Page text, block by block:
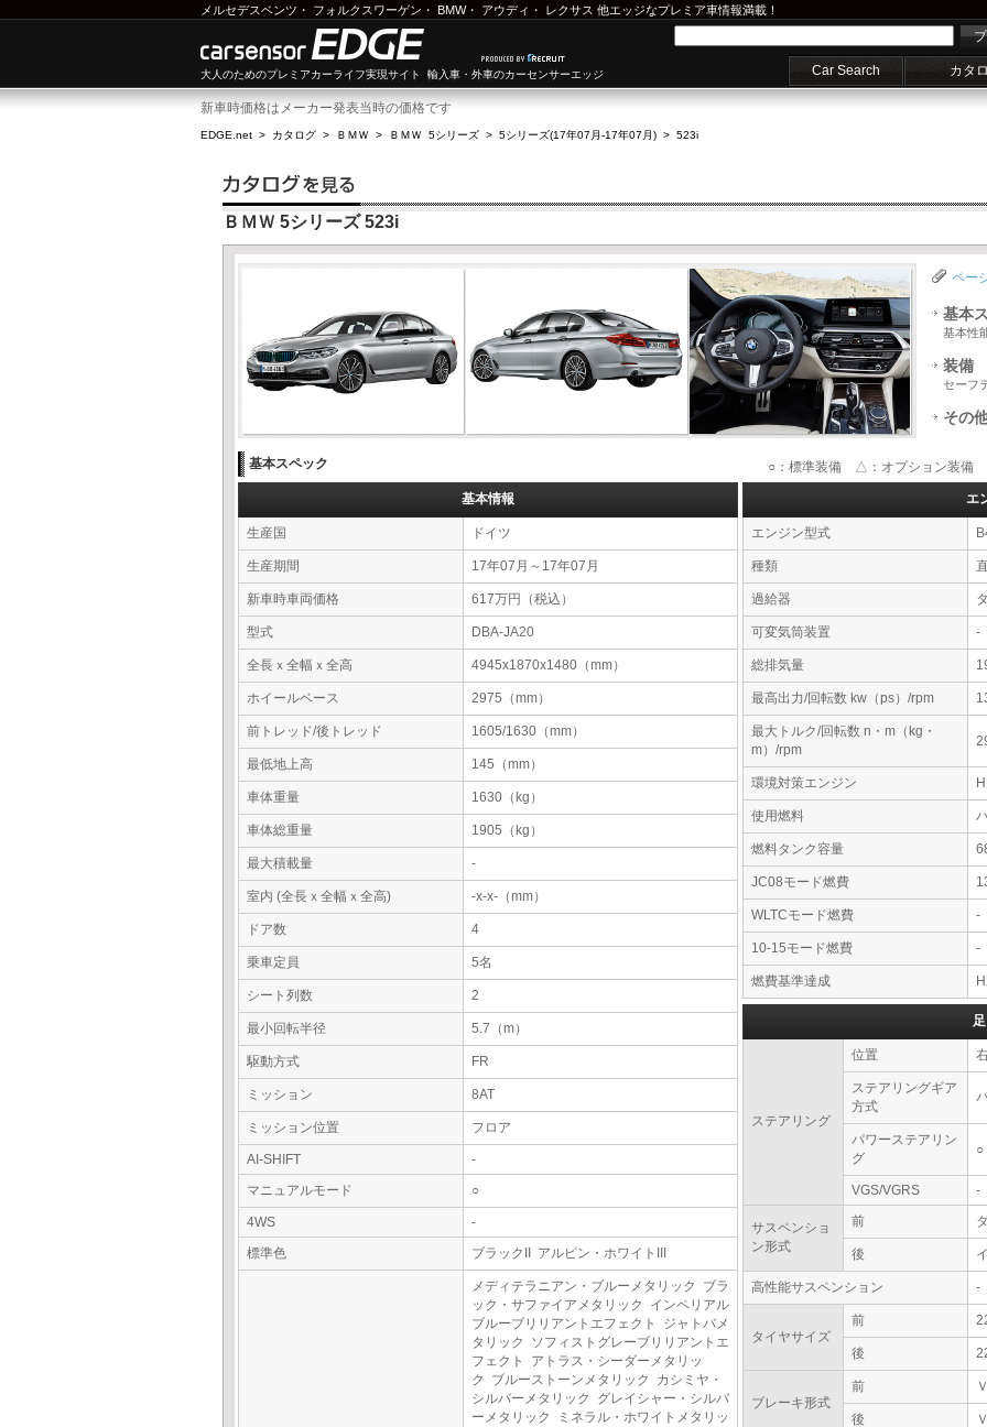
メルセデスベンツ ・ フォルクスワーゲン ・ BMW・ アウディ ・ レクサス 他エッジなプレミア車情報満載！
大人のためのプレミアカーライフ実現サイト 輸入車・外車のカーセンサーエッジ Car Search カタ
新車時価格はメーカー発表当時の価格です
EDGE.net > カタログ > ＢＭＷ > ＢＭＷ 5シリーズ > 5シリーズ(17年07月-17年07月) > 523i
ＢＭＷ 5シリーズ 523i
ペー
基本
基本性
装備
セーフ
その
基本スペック ○：標準装備 △：オプション装備 -
基本情報
生産国 ドイツ
生産期間 17年07月～17年07月
新車時車両価格 617万円（税込）
型式 DBA-JA20
全長ｘ全幅ｘ全高 4945x1870x1480（mm）
ホイールベース 2975（mm）
前トレッド/後トレッド 1605/1630（mm）
最低地上高 145（mm）
車体重量 1630（kg）
車体総重量 1905（kg）
最大積載量 -
室内 (全長ｘ全幅ｘ全高) -x-x-（mm）
ドア数 4
乗車定員 5名
シート列数 2
最小回転半径 5.7（m）
駆動方式 FR
ミッション 8AT
ミッション位置 フロア
AI-SHIFT
-
マニュアルモード
○
4WS
-
標準色
ブラックII アルピン・ホワイトIII
メディテラニアン・ブルーメタリック ブラ
ック・サファイアメタリック インペリアル
ブルーブリリアントエフェクト ジャトバメ
タリック ソフィストグレーブリリアントエ
フェクト アトラス・シーダーメタリッ
ク ブルーストーンメタリック カシミヤ・
シルバーメタリック グレイシャー・シルバ
ーメタリック ミネラル・ホワイトメタリッ
エ
エンジン型式
種類
過給器
可変気筒装置 -
総排気量
最高出力/回転数 kw（ps）/rpm
最大トルク/回転数 n・m（kg・
m）/rpm
環境対策エンジン
使用燃料
燃料タンク容量
JC08モード燃費
WLTCモード燃費 -
10-15モード燃費 -
燃費基準達成
ステアリング
位置
ステアリングギア
方式
パワーステアリン
グ
○
VGS/VGRS -
サスペンショ
ン形式
前
後
高性能サスペンション -
タイヤサイズ
前
後
ブレーキ形式
前
後